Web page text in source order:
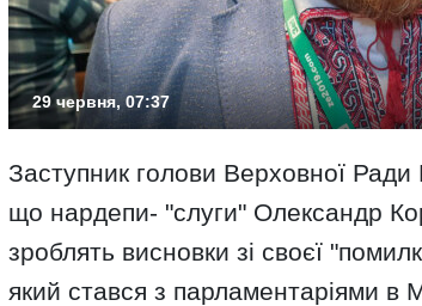
29 червня, 07:37
Заступник голови Верховної
що нардепи- "слуги" Олександр
зроблять висновки зі своєї
який стався з парламентаріями в